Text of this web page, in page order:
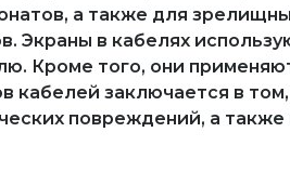
а также для
Экраны в кабелях
Кроме того, они
кабелей заключается в
повреждений, а